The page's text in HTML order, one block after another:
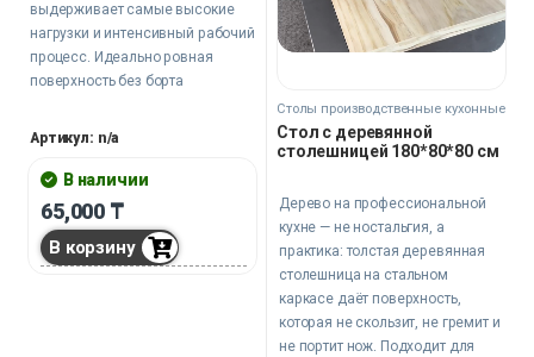
выдерживает самые высокие
нагрузки и интенсивный рабочий
процесс. Идеально ровная
поверхность без борта
продукты и сохранять
Артикул: n/a
В наличии
65,000 ₸
В корзину
Столы производственные кухонные
Стол с деревянной
столешницей 180*80*80 см
Дерево на профессиональной
кухне — не ностальгия, а
практика: толстая деревянная
столешница на стальном
каркасе даёт поверхность,
которая не скользит, не гремит и
не портит нож. Подходит для